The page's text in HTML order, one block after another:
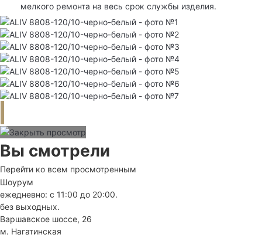
мелкого ремонта на весь срок службы изделия.
Вы смотрели
Перейти ко всем просмотренным
Шоурум
ежедневно: с 11:00 до 20:00.
без выходных.
Варшавское шоссе, 26
м. Нагатинская